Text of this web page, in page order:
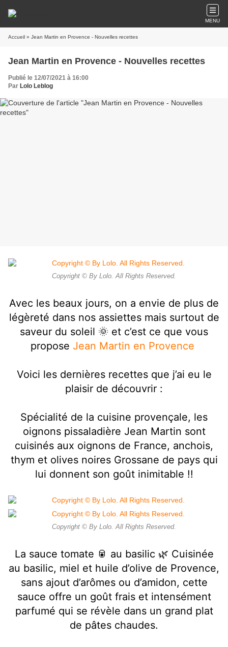
MENU
Accueil » Jean Martin en Provence - Nouvelles recettes
Jean Martin en Provence - Nouvelles recettes
Publié le 12/07/2021 à 16:00
Par Lolo Leblog
Copyright © By Lolo. All Rights Reserved.
Avec les beaux jours, on a envie de plus de
légèreté dans nos assiettes mais surtout de
saveur du soleil 🌞 et c’est ce que vous
propose Jean Martin en Provence
Voici les dernières recettes que j’ai eu le
plaisir de découvrir :
Spécialité de la cuisine provençale, les
oignons pissaladière Jean Martin sont
cuisinés aux oignons de France, anchois,
thym et olives noires Grossane de pays qui
lui donnent son goût inimitable !!
Copyright © By Lolo. All Rights Reserved.
La sauce tomate 🥫 au basilic 🌿 Cuisinée
au basilic, miel et huile d’olive de Provence,
sans ajout d’arômes ou d’amidon, cette
sauce offre un goût frais et intensément
parfumé qui se révèle dans un grand plat
de pâtes chaudes.